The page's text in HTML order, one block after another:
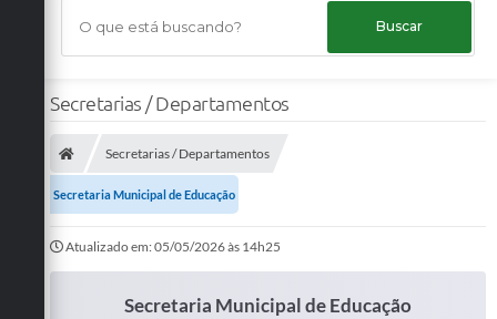
O que está buscando?
Secretarias / Departamentos
Secretarias / Departamentos
Secretaria Municipal de Educação
Atualizado em: 05/05/2026 às 14h25
Secretaria Municipal de Educação